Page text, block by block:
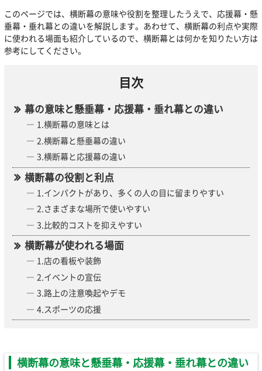
このページでは、横断幕の意味や役割を整理したうえで、応援幕・懸
垂幕・垂れ幕との違いを解説します。あわせて、横断幕の利点や実際
に使われる場面も紹介しているので、横断幕とは何かを知りたい方は
参考にしてください。
目次
幕の意味と懸垂幕・応援幕・垂れ幕との違い
1.横断幕の意味とは
2.横断幕と懸垂幕の違い
3.横断幕と応援幕の違い
横断幕の役割と利点
1.インパクトがあり、多くの人の目に留まりやすい
2.さまざまな場所で使いやすい
3.比較的コストを抑えやすい
横断幕が使われる場面
1.店の看板や装飾
2.イベントの宣伝
3.路上の注意喚起やデモ
4.スポーツの応援
横断幕の意味と懸垂幕・応援幕・垂れ幕との違い